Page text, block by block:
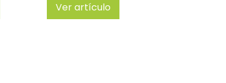
Ver artículo